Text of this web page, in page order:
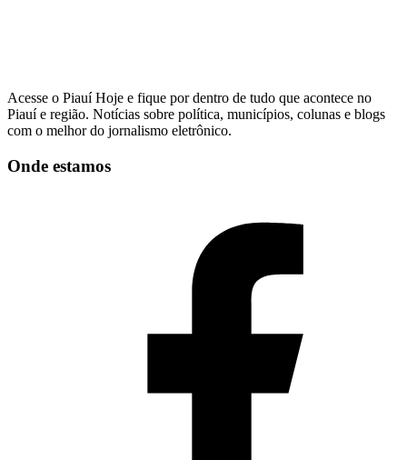
Acesse o Piauí Hoje e fique por dentro de tudo que acontece no
Piauí e região. Notícias sobre política, municípios, colunas e blogs
com o melhor do jornalismo eletrônico.
Onde estamos